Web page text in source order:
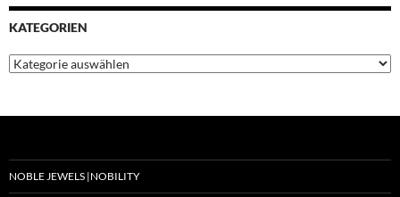
KATEGORIEN
Kategorien
NOBLE JEWELS |NOBILITY